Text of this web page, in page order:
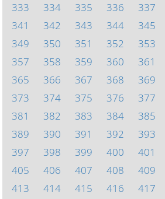
333
334 335 336 337
341
342 343 344 345
349
350 351 352 353
357
358 359 360 361
365
366 367 368 369
373
374 375 376 377
381
382 383 384 385
389
390 391 392 393
397
398 399 400 401
405
406 407 408 409
413
414 415 416 417